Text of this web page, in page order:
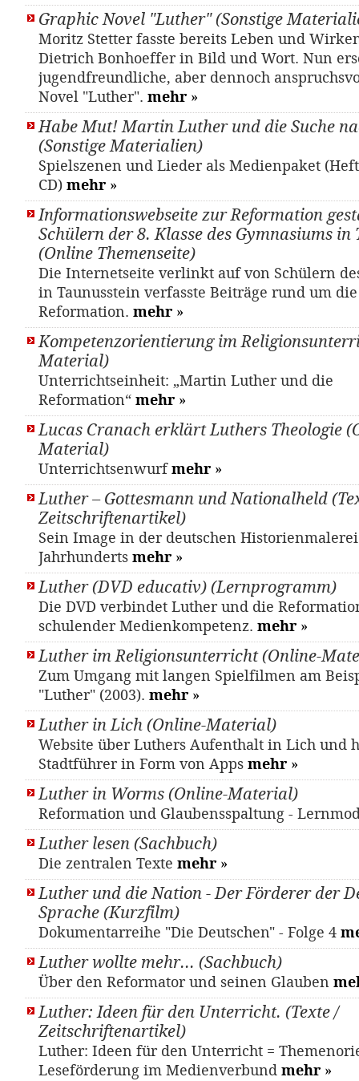
Graphic Novel "Luther" (Sonstige
Moritz Stetter fasste bereits Leben und
Dietrich Bonhoeffer in Bild und Wort. Nun
jugendfreundliche, aber dennoch
Novel "Luther". mehr »
Habe Mut! Martin Luther und die Suche
(Sonstige Materialien)
Spielszenen und Lieder als Medienpaket
CD) mehr »
Informationswebseite zur Reformation
Schülern der 8. Klasse des Gymnasiums in
(Online Themenseite)
Die Internetseite verlinkt auf von Schülern
in Taunusstein verfasste Beiträge rund um die
Reformation. mehr »
Kompetenzorientierung im
Material)
Unterrichtseinheit: „Martin Luther und die
Reformation“ mehr »
Lucas Cranach erklärt Luthers Theologie
Material)
Unterrichtsenwurfmehr »
Luther – Gottesmann und Nationalheld
Zeitschriftenartikel)
Sein Image in der deutschen Historienmalerei
Jahrhunderts mehr »
Luther (DVD educativ) (Lernprogramm)
Die DVD verbindet Luther und die
schulender Medienkompetenz. mehr »
Luther im Religionsunterricht (Online-
Zum Umgang mit langen Spielfilmen am
"Luther" (2003). mehr »
Luther in Lich (Online-Material)
Website über Luthers Aufenthalt in Lich und
Stadtführer in Form von Apps mehr »
Luther in Worms (Online-Material)
Reformation und Glaubensspaltung -
Luther lesen (Sachbuch)
Die zentralen Texte mehr »
Luther und die Nation - Der Förderer der
Sprache (Kurzfilm)
Dokumentarreihe "Die Deutschen" - Folge 4
Luther wollte mehr... (Sachbuch)
Über den Reformator und seinen Glauben
Luther: Ideen für den Unterricht. (Texte /
Zeitschriftenartikel)
Luther: Ideen für den Unterricht =
Leseförderung im Medienverbund mehr »